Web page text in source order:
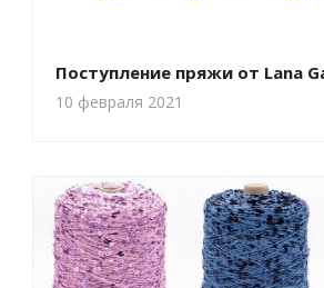
Поступление пряжи от Lana
10 февраля 2021